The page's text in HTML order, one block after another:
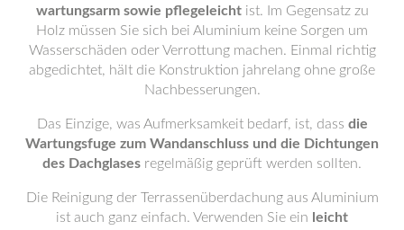
wartungsarm sowie pflegeleichtist. Im Gegensatz zu
Holz müssen Sie sich bei Aluminium keine Sorgen um
Wasserschäden oder Verrottung machen. Einmal richtig
abgedichtet, hält die Konstruktion jahrelang ohne große
Nachbesserungen.
Das Einzige, was Aufmerksamkeit bedarf, ist, dass die
Wartungsfuge zum Wandanschluss und die Dichtungen
des Dachglases regelmäßig geprüft werden sollten.
Die Reinigung der Terrassenüberdachung aus Aluminium
ist auch ganz einfach. Verwenden Sie ein leicht